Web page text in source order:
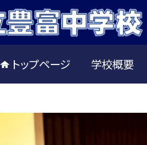
トップページ 学校概要